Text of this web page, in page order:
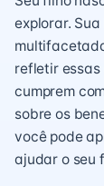
explorar.
refletir
cumprem
sobre os
você pode
ajudar o seu